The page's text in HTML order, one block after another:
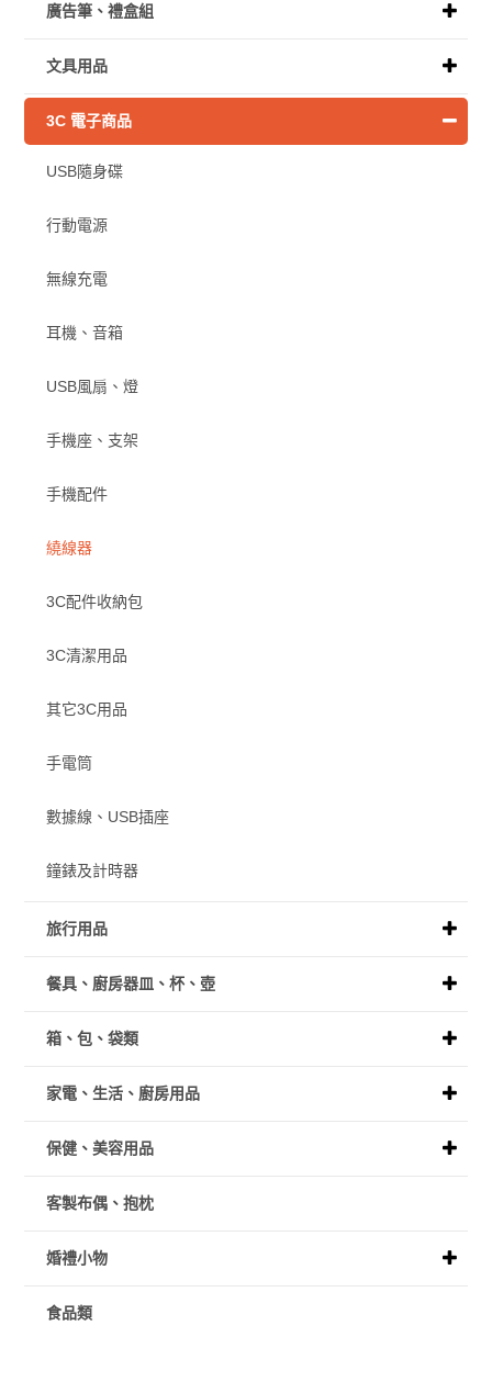
廣告筆、禮盒組
文具用品
3C 電子商品
USB隨身碟
行動電源
無線充電
耳機、音箱
USB風扇、燈
手機座、支架
手機配件
繞線器
3C配件收納包
3C清潔用品
其它3C用品
手電筒
數據線、USB插座
鐘錶及計時器
旅行用品
餐具、廚房器皿、杯、壺
箱、包、袋類
家電、生活、廚房用品
保健、美容用品
客製布偶、抱枕
婚禮小物
食品類